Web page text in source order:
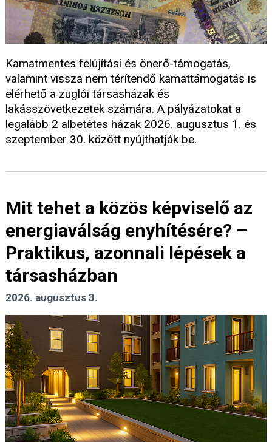
Kamatmentes felújítási és önerő-támogatás,
valamint vissza nem térítendő kamattámogatás is
elérhető a zuglói társasházak és
lakásszövetkezetek számára. A pályázatokat a
legalább 2 albetétes házak 2026. augusztus 1. és
szeptember 30. között nyújthatják be.
Mit tehet a közös képviselő az
energiaválság enyhítésére? –
Praktikus, azonnali lépések a
társasházban
2026. augusztus 3.